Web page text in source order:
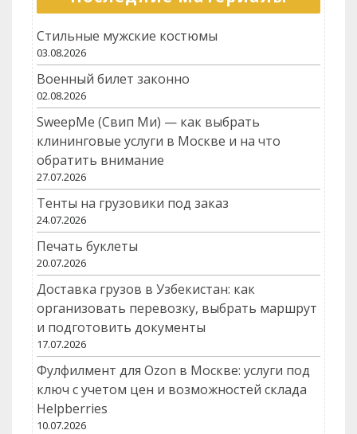
Стильные мужские костюмы
03.08.2026
Военный билет законно
02.08.2026
SweepMe (Свип Ми) — как выбрать
клининговые услуги в Москве и на что
обратить внимание
27.07.2026
Тенты на грузовики под заказ
24.07.2026
Печать буклеты
20.07.2026
Доставка грузов в Узбекистан: как
организовать перевозку, выбрать маршрут
и подготовить документы
17.07.2026
Фулфилмент для Ozon в Москве: услуги под
ключ с учетом цен и возможностей склада
Helpberries
10.07.2026